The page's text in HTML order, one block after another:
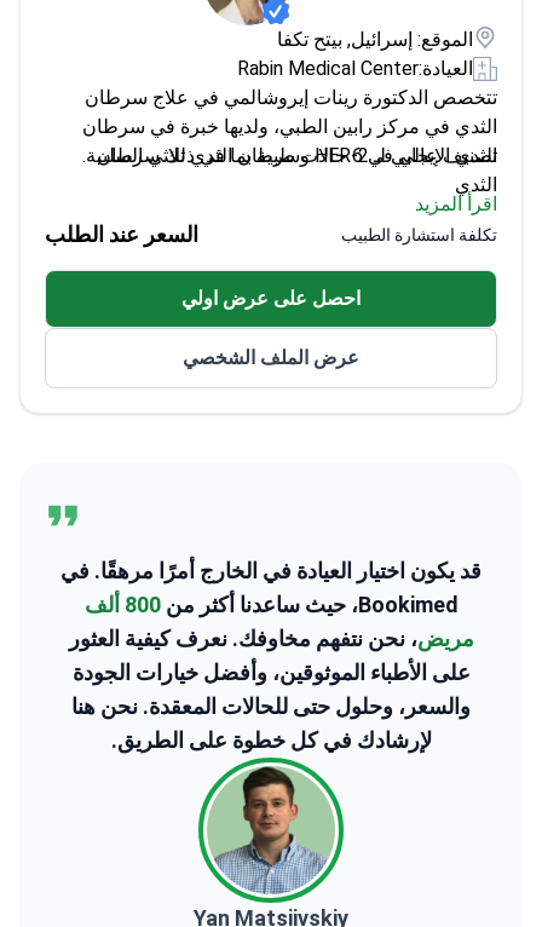
الموقع: إسرائيل, بيتح تكفا
العيادة:Rabin Medical Center
تتخصص الدكتورة رينات إيروشالمي في علاج سرطان
الثدي في مركز رابين الطبي، ولديها خبرة في سرطان
الثدي الإيجابي لـ HER-2 وسرطان الثدي ثلاثي السلبية.
تصنيف عالي في 6 حالات طبية بما في ذلك سرطان
الثدي
خبيرة في العلاج بالبدائل الهرمونية واستئصال المبيض
تمارس الطب في مركز رابين الطبي في بيتاح تكفا،
إسرائيل
اقرأ المزيد
تكلفة استشارة الطبيب السعر عند الطلب
احصل على عرض اولي
عرض الملف الشخصي
قد يكون اختيار العيادة في الخارج أمرًا مرهقًا. في
Bookimed، حيث ساعدنا أكثر من
800 ألف
مريض، نحن نتفهم مخاوفك. نعرف كيفية العثور
على الأطباء الموثوقين، وأفضل خيارات الجودة
والسعر، وحلول حتى للحالات المعقدة. نحن هنا
لإرشادك في كل خطوة على الطريق.
Yan Matsiivskiy